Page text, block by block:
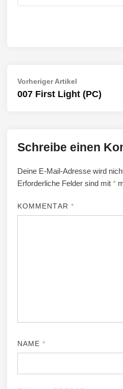
Beitragsnavigation
Vorheriger Artikel
Artikel:
007 First Light (PC)
Schreibe einen
Deine E-Mail-Adresse wird
Erforderliche Felder sind mit *
KOMMENTAR *
NAME*